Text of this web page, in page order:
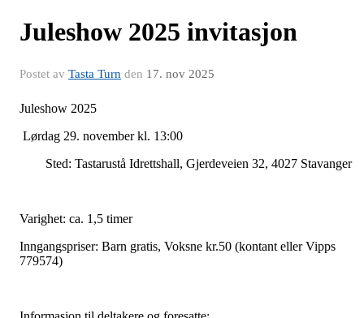
Juleshow 2025 invitasjon
Postet av Tasta Turn den 17. nov 2025
Juleshow 2025
Lørdag 29. november kl. 13:00
Sted: Tastarustå Idrettshall, Gjerdeveien 32, 4027 Stavanger
Varighet: ca. 1,5 timer
Inngangspriser: Barn gratis, Voksne kr.50 (kontant eller Vipps
779574)